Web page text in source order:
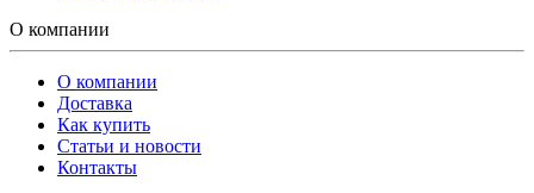
О компании
О компании
Доставка
Как купить
Статьи и новости
Контакты